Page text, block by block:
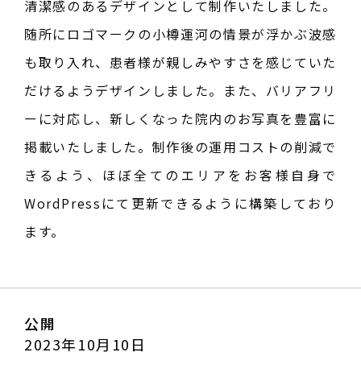
清潔感のあるデザインとして制作いたしました。
随所にロゴマークの小樽運河の情景が浮かぶ波感
も取り入れ、患者様が親しみやすさを感じていた
だけるようデザインしました。また、バリアフリ
ーに対応し、新しくなった院内のお写真を豊富に
掲載いたしました。制作後の運用コストの削減で
きるよう、ほぼ全てのエリアをお客様自身で
WordPressにて更新できるように構築しており
ます。
公開
2023年10月10日